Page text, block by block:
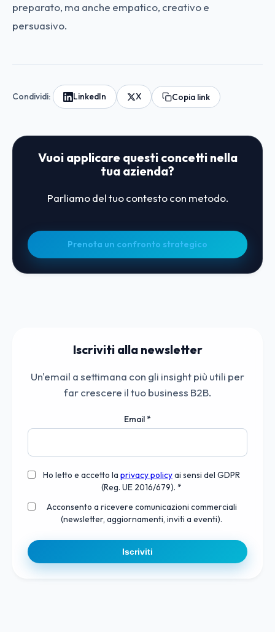
preparato, ma anche empatico, creativo e
persuasivo.
Condividi: LinkedIn X Copia link
Vuoi applicare questi concetti nella
tua azienda?
Parliamo del tuo contesto con metodo.
Prenota un confronto strategico
Iscriviti alla newsletter
Un'email a settimana con gli insight più utili per
far crescere il tuo business B2B.
Email*
Ho letto e accetto la privacy policyai sensi del GDPR
(Reg. UE 2016/679). *
Acconsento a ricevere comunicazioni commerciali
(newsletter, aggiornamenti, inviti a eventi).
Iscriviti